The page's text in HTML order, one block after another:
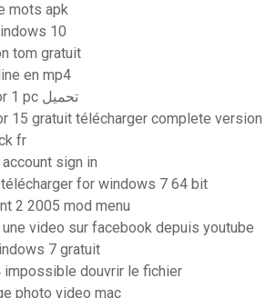
mots apk
10
tom gratuit
en mp4
Euro truck simulator 1 pc تحميل
15 gratuit télécharger complete version
fr
sign in
for windows 7 64 bit
2 2005 mod menu
video sur facebook depuis youtube
7 gratuit
impossible douvrir le fichier
photo video mac